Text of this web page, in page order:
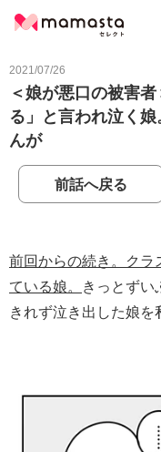
2021/07/26
＜娘が悪口の被害
る」と言われ泣く
んが
前話へ戻る
前回からの続き。クラ
ている娘。
きっとずい
きれず泣き出した娘を